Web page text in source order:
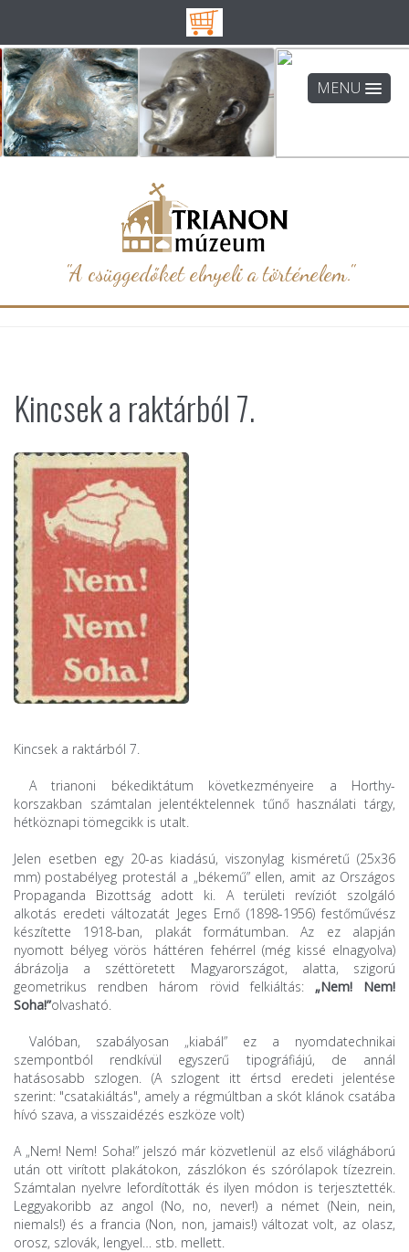
MENU
"A csüggedőket elnyeli a történelem."
Kincsek a raktárból 7.
Kincsek a raktárból 7.
A trianoni békediktátum következményeire a Horthy-
korszakban számtalan jelentéktelennek tűnő használati tárgy,
hétköznapi tömegcikk is utalt.
Jelen esetben egy 20-as kiadású, viszonylag kisméretű (25x36
mm) postabélyeg protestál a „békemű” ellen, amit az Országos
Propaganda Bizottság adott ki. A területi revíziót szolgáló
alkotás eredeti változatát Jeges Ernő (1898-1956) festőművész
készítette 1918-ban, plakát formátumban. Az ez alapján
nyomott bélyeg vörös háttéren fehérrel (még kissé elnagyolva)
ábrázolja a széttöretett Magyarországot, alatta, szigorú
geometrikus rendben három rövid felkiáltás: „Nem! Nem!
Soha!”olvasható.
Valóban, szabályosan „kiabál” ez a nyomdatechnikai
szempontból rendkívül egyszerű tipográfiájú, de annál
hatásosabb szlogen. (A szlogent itt értsd eredeti jelentése
szerint: "csatakiáltás", amely a régmúltban a skót klánok csatába
hívó szava, a visszaidézés eszköze volt)
A „Nem! Nem! Soha!” jelszó már közvetlenül az első világháború
után ott virított plakátokon, zászlókon és szórólapok tízezrein.
Számtalan nyelvre lefordították és ilyen módon is terjesztették.
Leggyakoribb az angol (No, no, never!) a német (Nein, nein,
niemals!) és a francia (Non, non, jamais!) változat volt, az olasz,
orosz, szlovák, lengyel… stb. mellett.